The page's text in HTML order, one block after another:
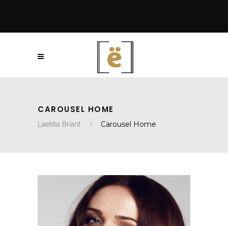
CAROUSEL HOME
Laetitia Briant Carousel Home